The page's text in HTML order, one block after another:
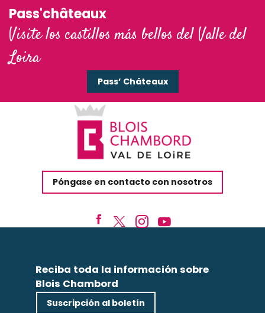
Pass'châteaux
Visite los castillos más bellos del Valle del
Loira
Pass’ Châteaux
Póngase en contacto con nosotros
Reciba toda la información sobre
Blois Chambord
Suscripción al boletín